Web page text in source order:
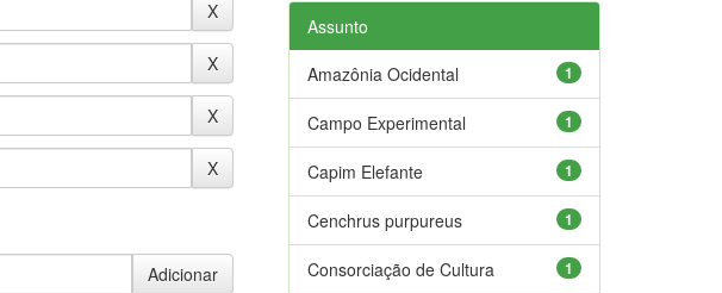
Assunto
1
Amazônia Ocidental
1
Campo Experimental
1
Capim Elefante
1
Cenchrus purpureus
1
Consorciação de Cultura